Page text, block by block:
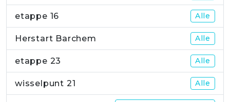
etappe 16 Alle
Herstart Barchem Alle
etappe 23 Alle
wisselpunt 21 Alle